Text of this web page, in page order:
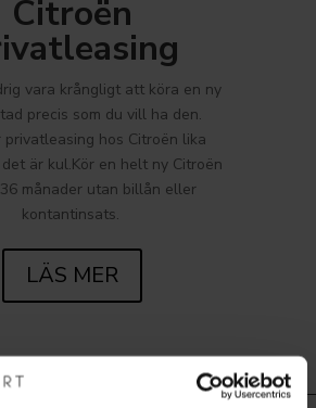
Citroën
vara krångligt att köra en ny
precis som du vill ha den.
privatleasing hos Citroën lika
är kul.Kör en helt ny Citroën
månader utan billån eller
kontantinsats.
LÄS MER